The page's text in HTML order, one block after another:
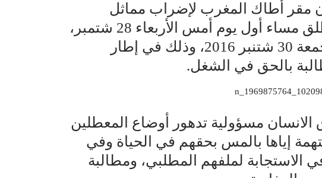
مقر أطاك المغرب لإضراب مماثل
يخوضه مناضلو التنسيقيات، انطلق مساء أول يوم أمس الأربعاء 28 شتمبر،
ويستمر إلى غاية مساء يومه الجمعة 30 شتنبر 2016، وذلك في إطار
بالحق في الشغل.
الانسان مسؤولية تدهور أوضاع المعطلين
إياها بالمس بحقهم في الحياة وفي
الاستجابة لملفهم المطلبي، ومطالبة